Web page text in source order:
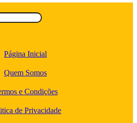
Página Inicial
Quem Somos
e Condições
de Privacidade